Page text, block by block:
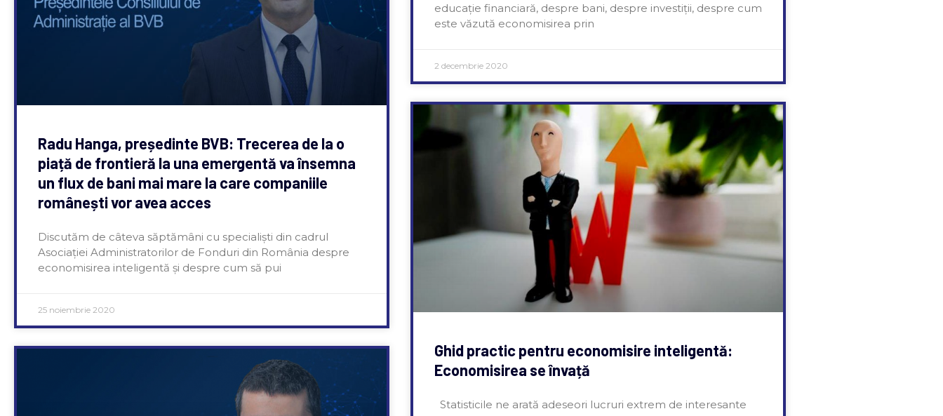
educație financiară, despre bani, despre investiții, despre cum
este văzută economisirea prin
2 decembrie 2020
Radu Hanga, președinte BVB: Trecerea de la o
piață de frontieră la una emergentă va însemna
un flux de bani mai mare la care companiile
românești vor avea acces
Discutăm de câteva săptămâni cu specialiști din cadrul
Asociației Administratorilor de Fonduri din România despre
economisirea inteligentă și despre cum să pui
25 noiembrie 2020
Ghid practic pentru economisire inteligentă:
Economisirea se învață
Statisticile ne arată adeseori lucruri extrem de interesante